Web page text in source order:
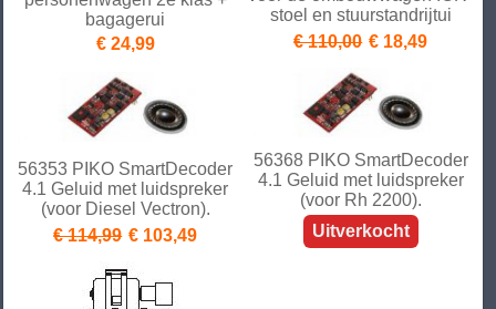
bagagerui
€ 24,99
stoel en stuurstandrijtui
€ 110,00 € 18,49
56353 PIKO SmartDecoder
4.1 Geluid met luidspreker
(voor Diesel Vectron).
€ 114,99 € 103,49
56368 PIKO SmartDecoder
4.1 Geluid met luidspreker
(voor Rh 2200).
Uitverkocht